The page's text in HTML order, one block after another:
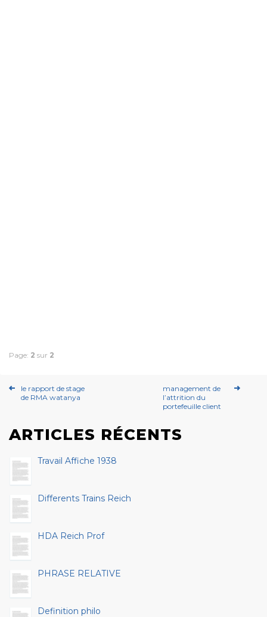
Page: 2 sur 2
le rapport de stage
de RMA watanya
management de
l’attrition du
portefeuille client
ARTICLES RÉCENTS
Travail Affiche 1938
Differents Trains Reich
HDA Reich Prof
PHRASE RELATIVE
Definition philo